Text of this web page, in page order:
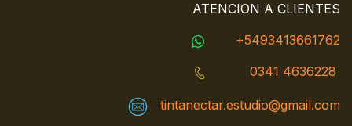
ATENCION A CLIENTES
+5493413661762
0341 4636228
tintanectar.estudio@gmail.com